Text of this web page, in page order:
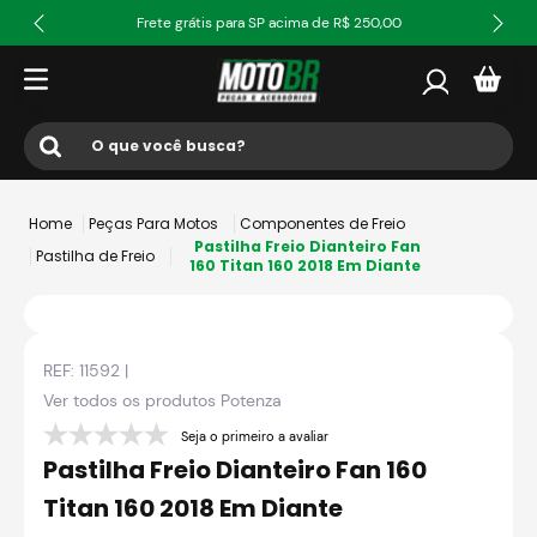
Frete grátis para SP acima de R$ 250,00
O que você busca?
4º fw3
5 º jaqueta
bau
7º axxis fenix
Peças Para Motos
Componentes de Freio
Pastilha de Freio
Pastilha Freio Dianteiro Fan
160 Titan 160 2018 Em Diante
REF: 11592 |
Ver todos os produtos Potenza
Seja o primeiro a avaliar
Pastilha Freio Dianteiro Fan 160
Titan 160 2018 Em Diante